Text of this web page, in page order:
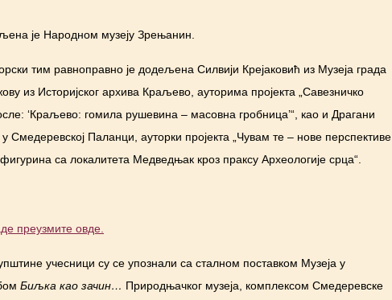
је Народном музеју Зрењанин.
тим равноправно је додељена Силвији Крејаковић из Музеја града
из Историјског архива Краљево, ауторима пројекта „Савезничко
‘Краљево: гомила рушевина – масовна гробница’“, као и Драгани
Смедеревској Паланци, ауторки пројекта „Чувам те – нове перспективе
са локалитета Медведњак кроз праксу Археологије срца“.
преузмите овде.
учесници су се упознали са сталном поставком Музеја у
Биљка као зачин… Природњачког музеја, комплексом Смедеревске